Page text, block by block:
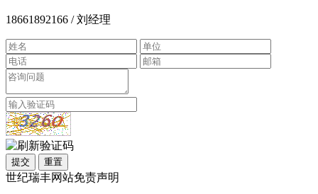
18661892166 / 刘经理
提交 重置
世纪瑞丰网站免责声明